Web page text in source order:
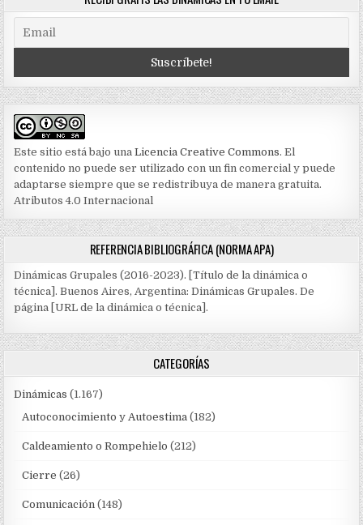
Este sitio está bajo unaLicencia Creative Commons. El
contenido no puede ser utilizado con un fin comercial y puede
adaptarse siempre que se redistribuya de manera gratuita.
Atributos 4.0 Internacional
REFERENCIA BIBLIOGRÁFICA (NORMA APA)
Dinámicas Grupales (2016-2023). [Título de la dinámica o
técnica]. Buenos Aires, Argentina: Dinámicas Grupales. De
página [URL de la dinámica o técnica].
CATEGORÍAS
Dinámicas (1.167)
Autoconocimiento y Autoestima (182)
Caldeamiento o Rompehielo (212)
Cierre (26)
Comunicación (148)